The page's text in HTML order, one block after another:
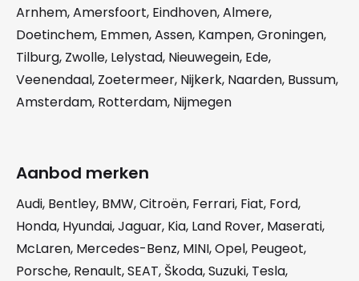
Arnhem,Amersfoort, Eindhoven,Almere,
Doetinchem, Emmen,Assen, Kampen,Groningen,
Tilburg, Zwolle, Lelystad, Nieuwegein, Ede,
Veenendaal, Zoetermeer, Nijkerk, Naarden, Bussum,
Amsterdam, Rotterdam, Nijmegen
Aanbod merken
Audi, Bentley, BMW,Citroën, Ferrari, Fiat, Ford,
Honda, Hyundai,Jaguar, Kia, Land Rover, Maserati,
McLaren, Mercedes-Benz, MINI,Opel, Peugeot,
Porsche, Renault,SEAT, Škoda,Suzuki, Tesla,